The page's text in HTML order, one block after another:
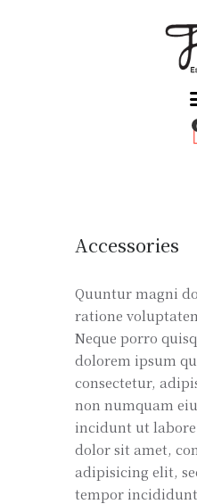
Gallery
The FFB
Downloads
Accessories
Quuntur magni
ratione
Neque porro
dolorem ipsum
consectetur,
non numquam
incidunt ut
dolor sit amet,
adipisicing elit,
tempor